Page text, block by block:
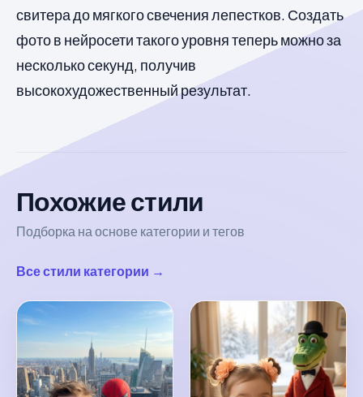
свитера до мягкого свечения лепестков. Создать
фото в нейросети такого уровня теперь можно за
несколько секунд, получив
высокохудожественный результат.
Похожие стили
Подборка на основе категории и тегов
Все стили категории →